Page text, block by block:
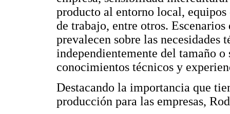
producto al entorno local,
de trabajo, entre otros.
prevalecen sobre las necesidades
independientemente del tamaño
conocimientos técnicos y
Destacando la importancia que
producción para las empresas,